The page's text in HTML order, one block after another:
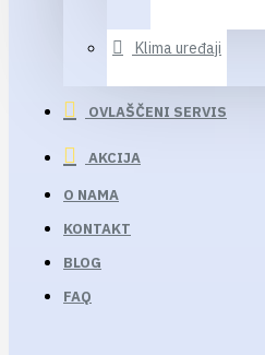
Klima uređaji
OVLAŠČENI SERVIS
AKCIJA
O NAMA
KONTAKT
BLOG
FAQ